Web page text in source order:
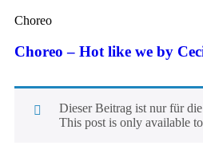
Choreo
Choreo – Hot like we by
Dieser Beitrag ist nur für
This post is only available